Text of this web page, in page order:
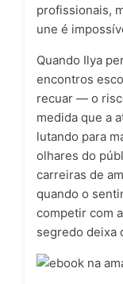
profissionais,
une é
Quando Ilya
encontros
recuar — o
medida que a
lutando para
olhares do
carreiras de
quando o
competir com
segredo deixa